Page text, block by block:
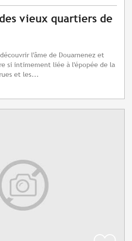
vieux quartiers de
l'âme de Douarnenez et
si intimement liée à l'épopée de la
et les...